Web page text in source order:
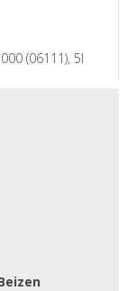
(06111), 5l